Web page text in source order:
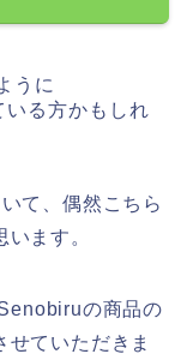
うに
る方かもしれ
て、偶然こちら
ます。
の商品の
ていただきま